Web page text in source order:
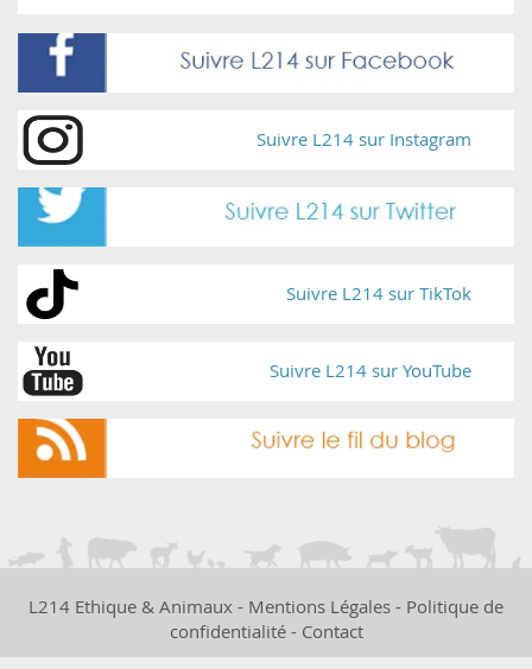
Suivre L214 sur Instagram
Suivre L214 sur TikTok
Suivre L214 sur YouTube
L214 Ethique & Animaux - Mentions Légales - Politique de
confidentialité- Contact